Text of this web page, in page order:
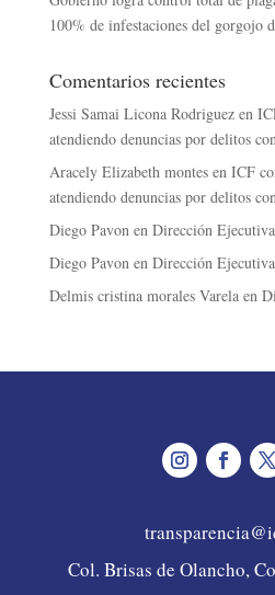
100% de infestaciones del gorgojo
Comentarios recientes
Jessi Samai Licona Rodriguezen
atendiendo denuncias por delitos
Aracely Elizabeth montesen ICF
atendiendo denuncias por delitos
Diego Pavonen Dirección Ejecutiva
Diego Pavonen Dirección Ejecutiva
Delmis cristina morales Varelaen
Col. Brisas de Olancho,